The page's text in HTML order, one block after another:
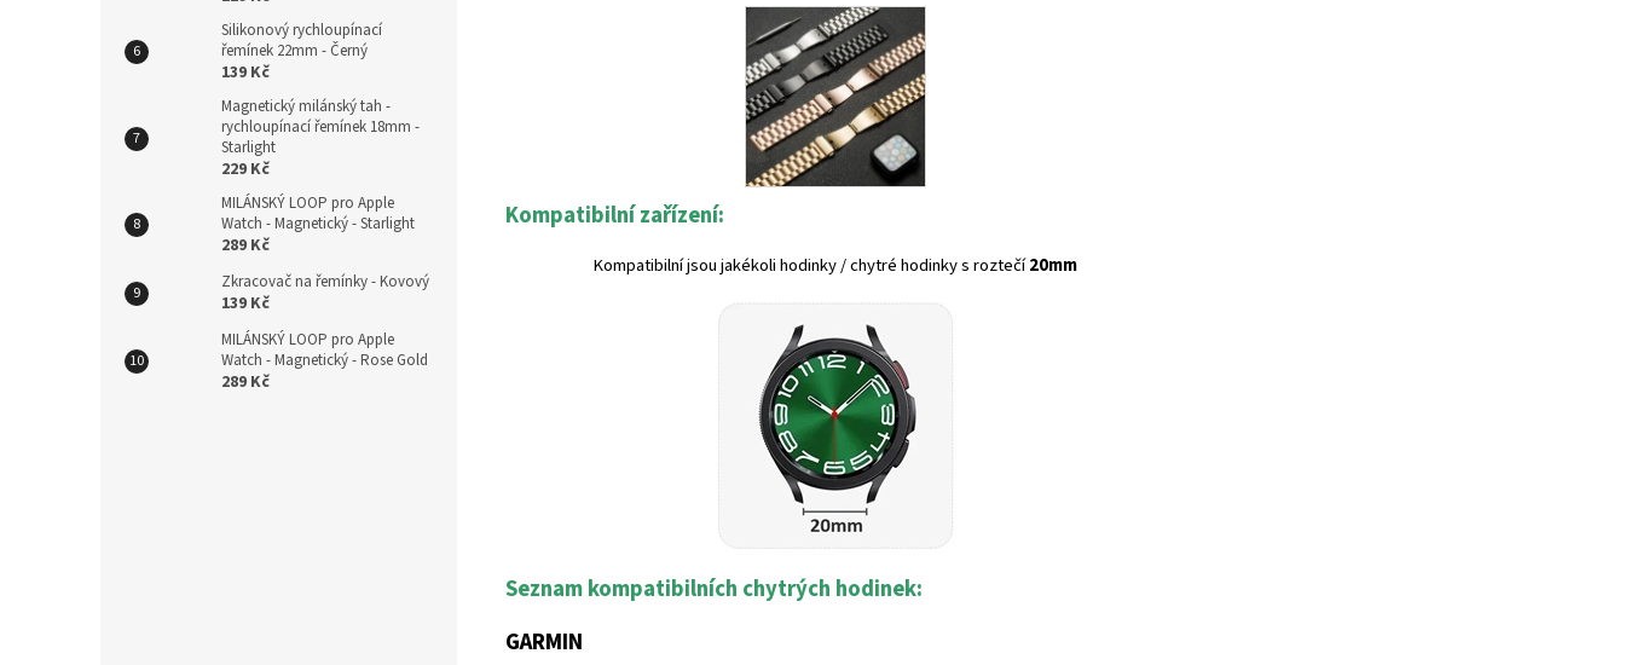
Silikonový rychloupínací
řemínek 22mm - Černý
139 Kč
Magnetický milánský tah -
rychloupínací řemínek 18mm -
Starlight
229 Kč
MILÁNSKÝ LOOP pro Apple
Watch - Magnetický - Starlight
289 Kč
Zkracovač na řemínky - Kovový
139 Kč
MILÁNSKÝ LOOP pro Apple
Watch - Magnetický - Rose Gold
289 Kč
Kompatibilní zařízení:
Kompatibilní jsou jakékoli hodinky / chytré hodinky s roztečí20mm
Seznam kompatibilních chytrých hodinek:
GARMIN